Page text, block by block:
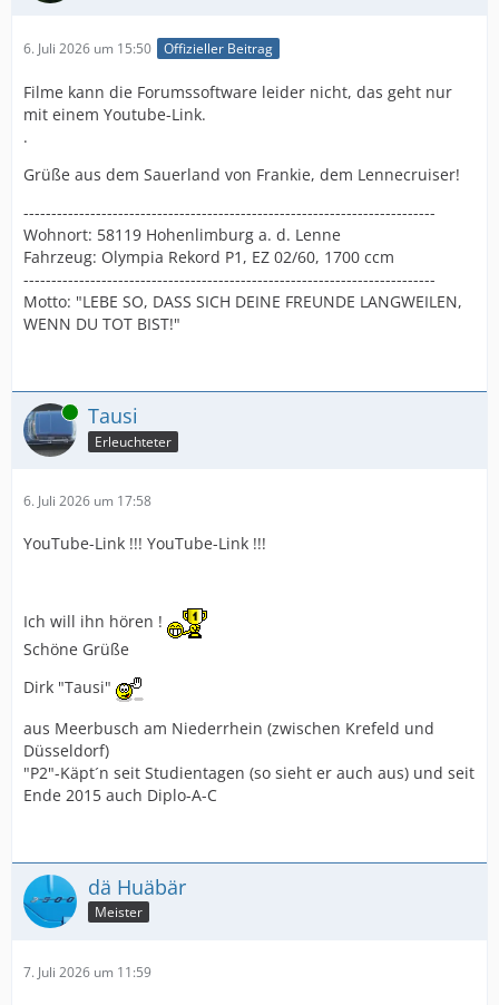
6. Juli 2026 um 15:50 Offizieller Beitrag
Filme kann die Forumssoftware leider nicht, das geht nur
mit einem Youtube-Link.
.
Grüße aus dem Sauerland von Frankie, dem Lennecruiser!
--------------------------------------------------------------------------
Wohnort: 58119 Hohenlimburg a. d. Lenne
Fahrzeug: Olympia Rekord P1, EZ 02/60, 1700 ccm
--------------------------------------------------------------------------
Motto: "LEBE SO, DASS SICH DEINE FREUNDE LANGWEILEN,
WENN DU TOT BIST!"
Online Tausi
Erleuchteter
6. Juli 2026 um 17:58
YouTube-Link !!! YouTube-Link !!!
Ich will ihn hören !
Schöne Grüße
Dirk "Tausi"
aus Meerbusch am Niederrhein (zwischen Krefeld und
Düsseldorf)
"P2"-Käpt´n seit Studientagen (so sieht er auch aus) und seit
Ende 2015 auch Diplo-A-C
dä Huäbär
Meister
7. Juli 2026 um 11:59